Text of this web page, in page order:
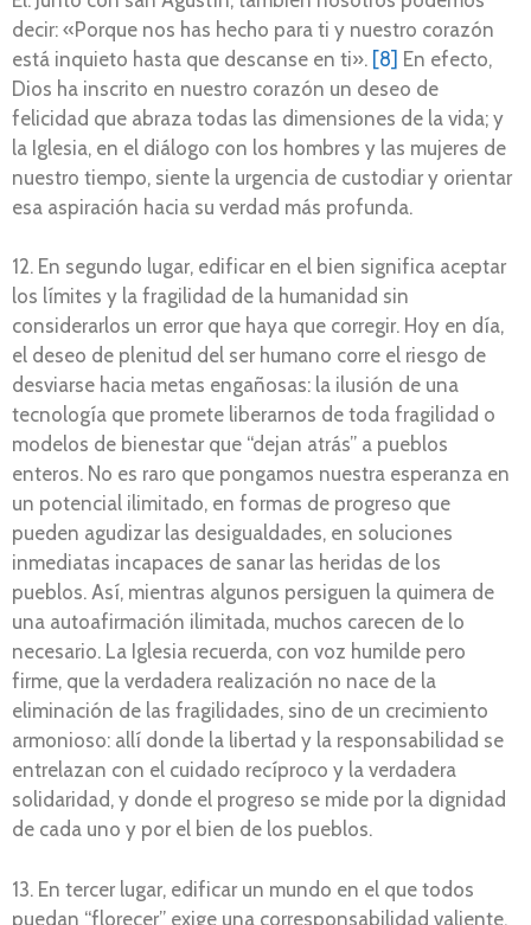
decir: «Porque nos has hecho para ti y nuestro corazón
está inquieto hasta que descanse en ti». [8] En efecto,
Dios ha inscrito en nuestro corazón un deseo de
felicidad que abraza todas las dimensiones de la vida; y
la Iglesia, en el diálogo con los hombres y las mujeres de
nuestro tiempo, siente la urgencia de custodiar y orientar
esa aspiración hacia su verdad más profunda.
12. En segundo lugar, edificar en el bien significa aceptar
los límites y la fragilidad de la humanidad sin
considerarlos un error que haya que corregir. Hoy en día,
el deseo de plenitud del ser humano corre el riesgo de
desviarse hacia metas engañosas: la ilusión de una
tecnología que promete liberarnos de toda fragilidad o
modelos de bienestar que “dejan atrás” a pueblos
enteros. No es raro que pongamos nuestra esperanza en
un potencial ilimitado, en formas de progreso que
pueden agudizar las desigualdades, en soluciones
inmediatas incapaces de sanar las heridas de los
pueblos. Así, mientras algunos persiguen la quimera de
una autoafirmación ilimitada, muchos carecen de lo
necesario. La Iglesia recuerda, con voz humilde pero
firme, que la verdadera realización no nace de la
eliminación de las fragilidades, sino de un crecimiento
armonioso: allí donde la libertad y la responsabilidad se
entrelazan con el cuidado recíproco y la verdadera
solidaridad, y donde el progreso se mide por la dignidad
de cada uno y por el bien de los pueblos.
13. En tercer lugar, edificar un mundo en el que todos
puedan “florecer” exige una corresponsabilidad valiente.